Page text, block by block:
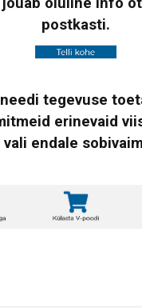
postkasti.
tegevuse
erinevaid
vali endale